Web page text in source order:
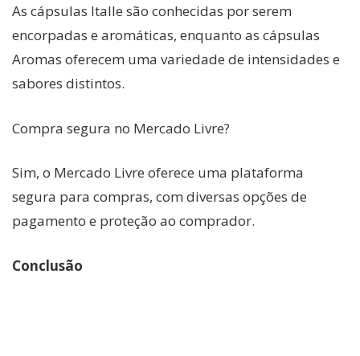
As cápsulas Italle são conhecidas por serem
encorpadas e aromáticas, enquanto as cápsulas
Aromas oferecem uma variedade de intensidades e
sabores distintos.
Compra segura no Mercado Livre?
Sim, o Mercado Livre oferece uma plataforma
segura para compras, com diversas opções de
pagamento e proteção ao comprador.
Conclusão